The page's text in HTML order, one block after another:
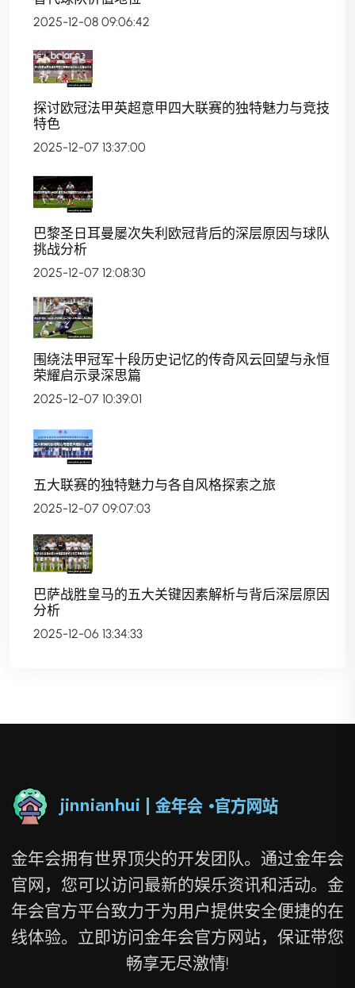
2025-12-08 09:06:42
探讨欧冠法甲英超意甲四大联赛的独特魅力与竞技
特色
2025-12-07 13:37:00
巴黎圣日耳曼屡次失利欧冠背后的深层原因与球队
挑战分析
2025-12-07 12:08:30
围绕法甲冠军十段历史记忆的传奇风云回望与永恒
荣耀启示录深思篇
2025-12-07 10:39:01
五大联赛的独特魅力与各自风格探索之旅
2025-12-07 09:07:03
巴萨战胜皇马的五大关键因素解析与背后深层原因
分析
2025-12-06 13:34:33
金年会拥有世界顶尖的开发团队。通过金年会
官网，您可以访问最新的娱乐资讯和活动。金
年会官方平台致力于为用户提供安全便捷的在
线体验。立即访问金年会官方网站，保证带您
畅享无尽激情!